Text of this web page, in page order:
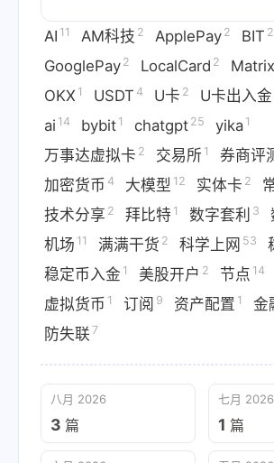
AI 11 AM科技 2 ApplePay 2 BIT 2
GooglePay 2 LocalCard 2
OKX 1 USDT 4 U卡 2 U卡出入金
ai 14 bybit 1 chatgpt 25 yika 1
万事达虚拟卡 2 交易所 1 券商评
加密货币 4 大模型 12 实体卡 2
技术分享 2 拜比特 1 数字套利 3
机场 11 满满干货 2 科学上网 53
稳定币入金 1 美股开户 2 节点 14
虚拟货币 1 订阅 9 资产配置 1 金
防失联 7
八月 2026
3 篇
七月 2026
1 篇